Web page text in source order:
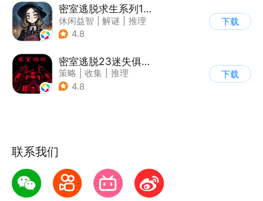
密室逃脱求生系列1极地冒险
休闲益智 解谜
推理
| 密室逃脱
4.8
下载
密室逃脱23迷失俱乐部
策略 收集
推理
| 密室逃脱
4.8
下载
联系我们